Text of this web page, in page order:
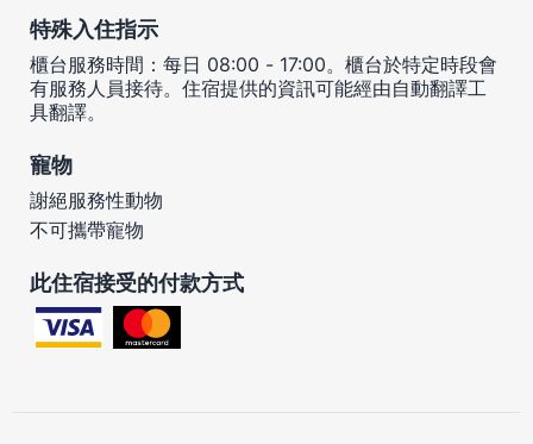
特殊入住指示
櫃台服務時間：每日 08:00 - 17:00。櫃台於特定時段會
有服務人員接待。住宿提供的資訊可能經由自動翻譯工
具翻譯。
寵物
謝絕服務性動物
不可攜帶寵物
此住宿接受的付款方式